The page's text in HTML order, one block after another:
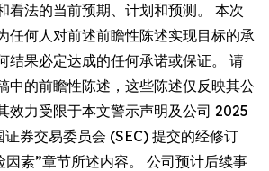
看法的当前预期、计划和预测。 本次
任何人对前述前瞻性陈述实现目标的承
结果必定达成的任何承诺或保证。 请
中的前瞻性陈述，这些陈述仅反映其公
效力受限于本文警示声明及公司 2025
券交易委员会 (SEC) 提交的经修订
素”章节所述内容。 公司预计后续事